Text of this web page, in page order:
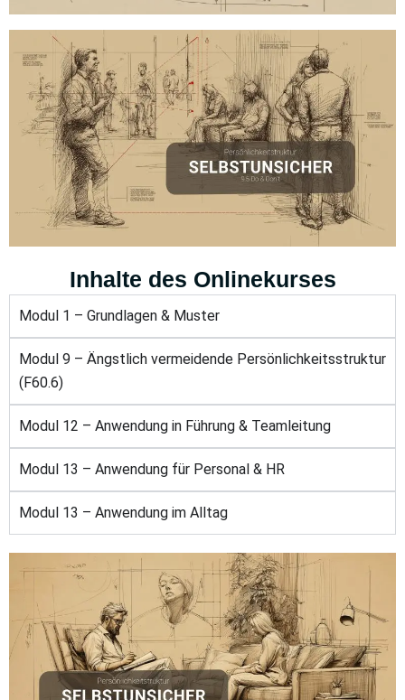
Inhalte des Onlinekurses
Modul 1 – Grundlagen & Muster
Modul 9 – Ängstlich vermeidende Persönlichkeitsstruktur
(F60.6)
Modul 12 – Anwendung in Führung & Teamleitung
Modul 13 – Anwendung für Personal & HR
Modul 13 – Anwendung im Alltag